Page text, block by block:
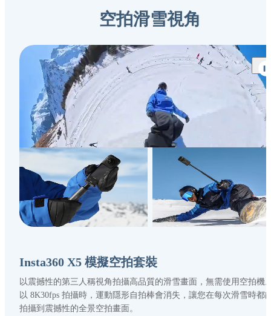
空拍滑雪視角
Insta360 X5 模擬空拍套裝
以震撼性的第三人稱視角拍攝高品質的滑雪畫面，無需使用空拍機
以 8K30fps 拍攝時，運動隱形自拍棒會消失，讓您在每次滑雪時都
拍攝到震撼性的全景空拍畫面。